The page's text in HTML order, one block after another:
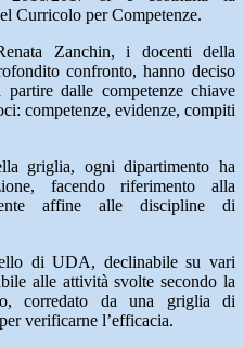
Curricolo per Competenze.
Zanchin, i docenti della
confronto, hanno deciso
dalle competenze chiave
competenze, evidenze, compiti
griglia, ogni dipartimento ha
facendo riferimento alla
affine alle discipline di
di UDA, declinabile su vari
alle attività svolte secondo la
corredato da una griglia di
verificarne l’efficacia.